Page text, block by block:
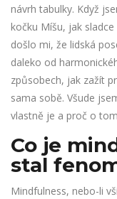
návrh tabulky. Když
kočku Míšu, jak
došlo mi, že lidská
daleko od
způsobech, jak zažít
sama sobě. Všude
vlastně je a proč o
Co je
stal
Mindfulness, nebo-li